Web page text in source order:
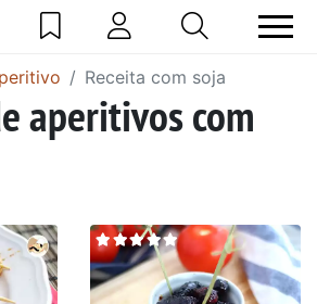
Receita com soja
aperitivos com